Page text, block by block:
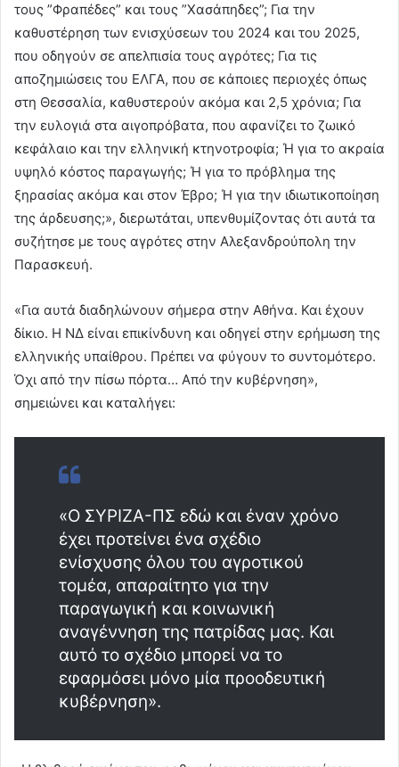
τους ”Φραπέδες” και τους ”Χασάπηδες”; Για την
καθυστέρηση των ενισχύσεων του 2024 και του 2025,
που οδηγούν σε απελπισία τους αγρότες; Για τις
αποζημιώσεις του ΕΛΓΑ, που σε κάποιες περιοχές όπως
στη Θεσσαλία, καθυστερούν ακόμα και 2,5 χρόνια; Για
την ευλογιά στα αιγοπρόβατα, που αφανίζει το ζωικό
κεφάλαιο και την ελληνική κτηνοτροφία; Ή για το ακραία
υψηλό κόστος παραγωγής; Ή για το πρόβλημα της
ξηρασίας ακόμα και στον Έβρο; Ή για την ιδιωτικοποίηση
της άρδευσης;», διερωτάται, υπενθυμίζοντας ότι αυτά τα
συζήτησε με τους αγρότες στην Αλεξανδρούπολη την
Παρασκευή.
«Για αυτά διαδηλώνουν σήμερα στην Αθήνα. Και έχουν
δίκιο. Η ΝΔ είναι επικίνδυνη και οδηγεί στην ερήμωση της
ελληνικής υπαίθρου. Πρέπει να φύγουν το συντομότερο.
Όχι από την πίσω πόρτα… Από την κυβέρνηση»,
σημειώνει και καταλήγει:
«Ο ΣΥΡΙΖΑ-ΠΣ εδώ και έναν χρόνο
έχει προτείνει ένα σχέδιο
ενίσχυσης όλου του αγροτικού
τομέα, απαραίτητο για την
παραγωγική και κοινωνική
αναγέννηση της πατρίδας μας. Και
αυτό το σχέδιο μπορεί να το
εφαρμόσει μόνο μία προοδευτική
κυβέρνηση».